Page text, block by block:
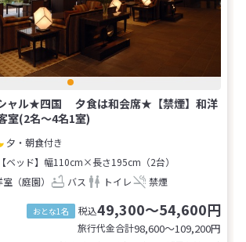
ャル★四国 夕食は和会席★【禁煙】和洋
室(2名～4名1室)
夕・朝食付き
【ベッド】幅110cm×長さ195cm（2台）
（庭園） バス トイレ 禁煙
おとな1名 税込49,300～54,600円
旅行代金合計98,600〜109,200円